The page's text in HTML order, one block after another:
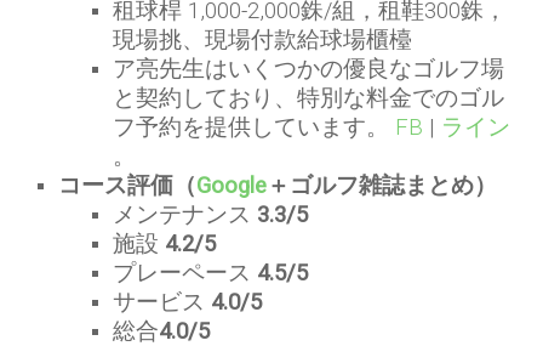
租球桿 1,000-2,000銖/組，租鞋300銖，
現場挑、現場付款給球場櫃檯
ア亮先生はいくつかの優良なゴルフ場
と契約しており、特別な料金でのゴル
フ予約を提供しています。 FB | ライン
。
コース評価（Google＋ゴルフ雑誌まとめ）
メンテナンス 3.3/5
施設 4.2/5
プレーペース 4.5/5
サービス 4.0/5
総合4.0/5